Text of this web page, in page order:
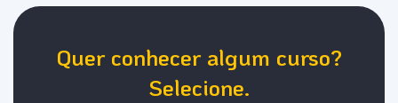
Quer conhecer algum curso?
Selecione.